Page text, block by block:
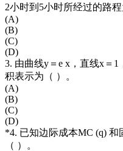
2小时到5小时所经过的路程
(A)
(B)
(C)
(D)
3. 由曲线y＝e x，直线x＝
积表示为（ ）。
(A)
(B)
(C)
(D)
*4. 已知边际成本MC (q) 和
（ ）。